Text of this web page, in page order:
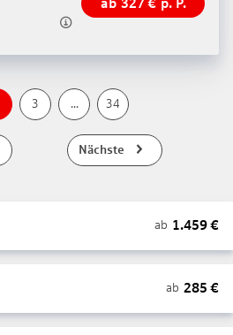
ab 327 € p. P.
3 ... 34
Nächste
ab 1.459€
ab 285 €